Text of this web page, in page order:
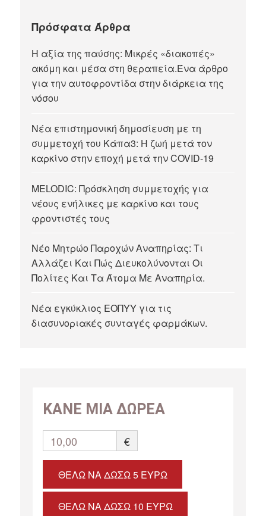
Πρόσφατα Άρθρα
Η αξία της παύσης: Μικρές «διακοπές»
ακόμη και μέσα στη θεραπεία.Ένα άρθρο
για την αυτοφροντίδα στην διάρκεια της
νόσου
Νέα επιστημονική δημοσίευση με τη
συμμετοχή του Κάπα3: Η ζωή μετά τον
καρκίνο στην εποχή μετά την COVID-19
MELODIC: Πρόσκληση συμμετοχής για
νέους ενήλικες με καρκίνο και τους
φροντιστές τους
Νέο Μητρώο Παροχών Αναπηρίας: Τι
Αλλάζει Και Πώς Διευκολύνονται Οι
Πολίτες Και Τα Άτομα Με Αναπηρία.
Νέα εγκύκλιος ΕΟΠΥΥ για τις
διασυνοριακές συνταγές φαρμάκων.
ΚΑΝΕ ΜΙΑ ΔΩΡΕΑ
10,00 €
ΘΈΛΩ ΝΑ ΔΏΣΩ 5 ΕΥΡΏ
ΘΈΛΩ ΝΑ ΔΏΣΩ 10 ΕΥΡΏ